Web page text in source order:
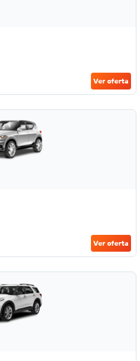
Ver oferta
Ver oferta